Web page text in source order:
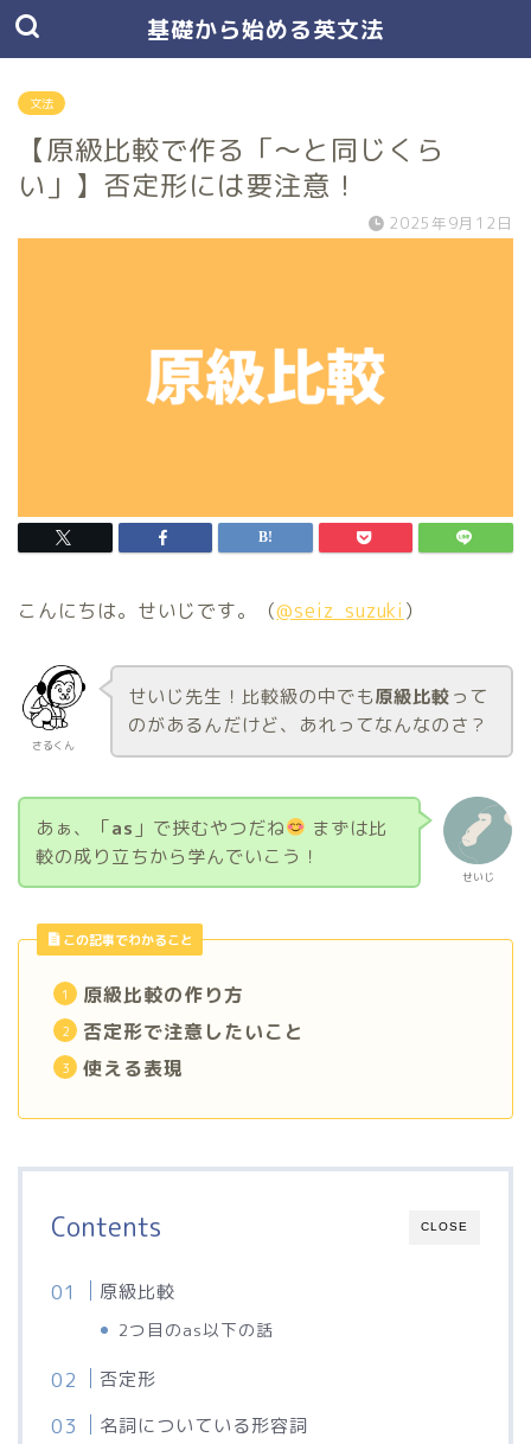
基礎から始める英文法
文法
【原級比較で作る「〜と同じくら
い」】否定形には要注意！
2025年9月12日
こんにちは。せいじです。（@seiz_suzuki ）
さるくん
せいじ先生！比較級の中でも原級比較って
のがあるんだけど、あれってなんなのさ？
せいじ
あぁ、「as 」で挟むやつだね
まずは比
較の成り立ちから学んでいこう！
この記事でわかること
原級比較の作り方
否定形で注意したいこと
使える表現
CLOSE
Contents
原級比較
2つ目のas以下の話
否定形
名詞についている形容詞